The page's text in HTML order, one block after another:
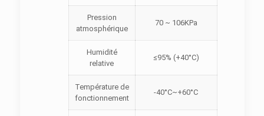
Pression
atmosphérique
70 ~ 106KPa
Humidité
relative
≤95% (+40°C)
Température de
fonctionnement
-40°C~+60°C